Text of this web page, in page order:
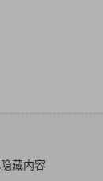
会员，月会员限制
藏内容